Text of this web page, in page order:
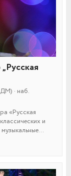
· наб.
«Русская
и
—